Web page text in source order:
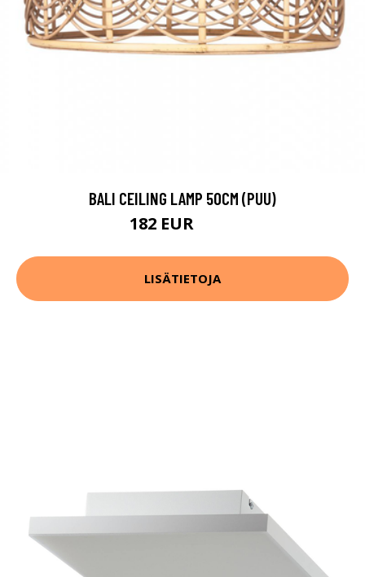
BALI CEILING LAMP 50CM (PUU)
182 EUR
LISÄTIETOJA